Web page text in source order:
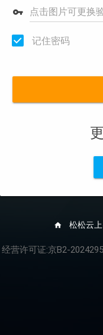
点击图片可更换
记住密码
松松云
经营许可证:京B2-